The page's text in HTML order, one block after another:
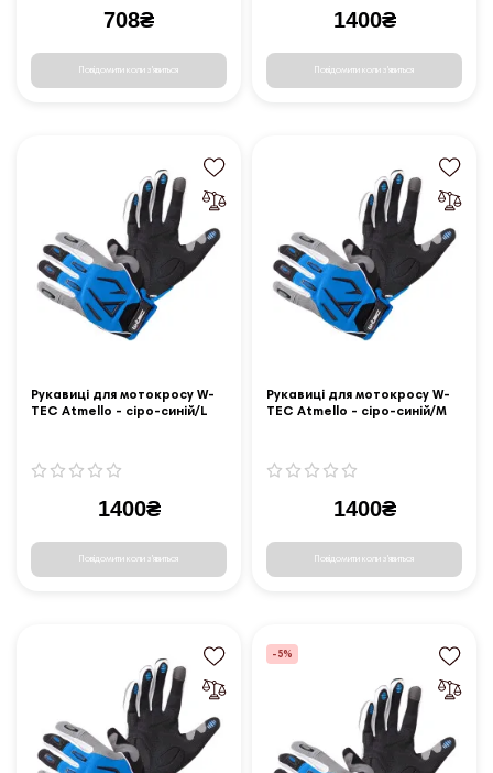
708₴
Повідомити коли з'явиться
1400₴
Повідомити коли з'явиться
Рукавиці для мотокросу W-
TEC Atmello - сіро-синій/L
1400₴
Повідомити коли з'явиться
Рукавиці для мотокросу W-
TEC Atmello - сіро-синій/M
1400₴
Повідомити коли з'явиться
-5%